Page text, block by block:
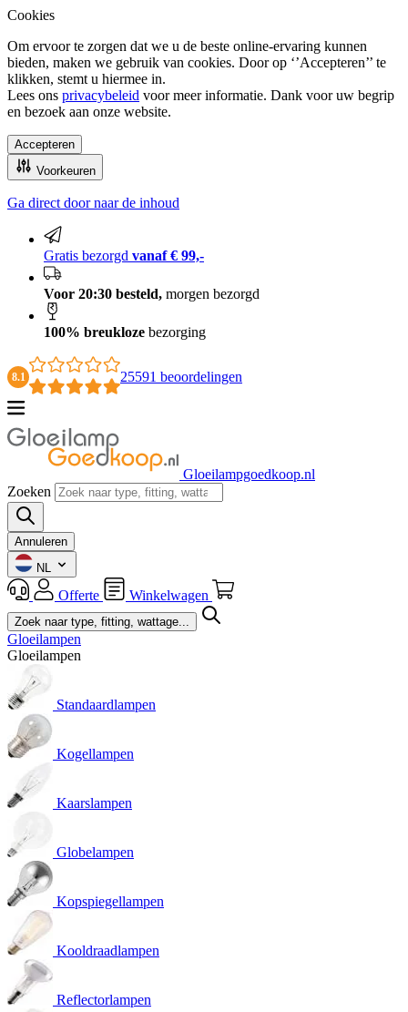
Cookies
Om ervoor te zorgen dat we u de beste online-ervaring kunnen
bieden, maken we gebruik van cookies. Door op ‘’Accepteren’’ te
klikken, stemt u hiermee in.
Lees ons privacybeleid voor meer informatie. Dank voor uw begrip
en bezoek aan onze website.
Accepteren
Voorkeuren
Gratis bezorgd vanaf € 99,-
Ga direct door naar de inhoud
Gratis bezorgd vanaf € 99,-
Voor 20:30 besteld, morgen bezorgd
100% breukloze bezorging
8.1 25591 beoordelingen
Gloeilampgoedkoop.nl
Zoeken
Annuleren
NL
Offerte Winkelwagen
Gloeilampen
Gloeilampen
Standaardlampen
Kogellampen
Kaarslampen
Globelampen
Kopspiegellampen
Kooldraadlampen
Reflectorlampen